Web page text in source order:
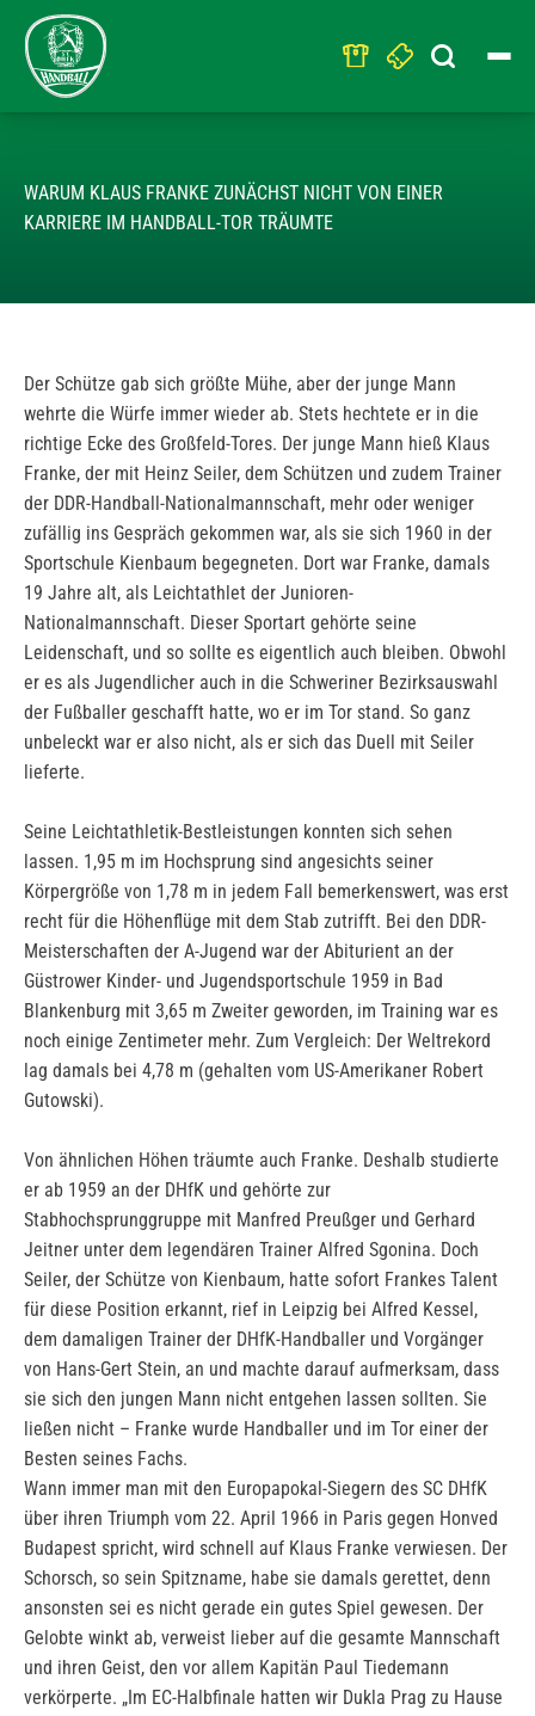
Search
for:
DAS DUELL
WARUM KLAUS FRANKE ZUNÄCHST NICHT VON EINER
KARRIERE IM HANDBALL-TOR TRÄUMTE
Der Schütze gab sich größte Mühe, aber der junge Mann
wehrte die Würfe immer wieder ab. Stets hechtete er in die
richtige Ecke des Großfeld-Tores. Der junge Mann hieß Klaus
Franke, der mit Heinz Seiler, dem Schützen und zudem Trainer
der DDR-Handball-Nationalmannschaft, mehr oder weniger
zufällig ins Gespräch gekommen war, als sie sich 1960 in der
Sportschule Kienbaum begegneten. Dort war Franke, damals
19 Jahre alt, als Leichtathlet der Junioren-
Nationalmannschaft. Dieser Sportart gehörte seine
Leidenschaft, und so sollte es eigentlich auch bleiben. Obwohl
er es als Jugendlicher auch in die Schweriner Bezirksauswahl
der Fußballer geschafft hatte, wo er im Tor stand. So ganz
unbeleckt war er also nicht, als er sich das Duell mit Seiler
lieferte.
Seine Leichtathletik-Bestleistungen konnten sich sehen
lassen. 1,95 m im Hochsprung sind angesichts seiner
Körpergröße von 1,78 m in jedem Fall bemerkenswert, was erst
recht für die Höhenflüge mit dem Stab zutrifft. Bei den DDR-
Meisterschaften der A-Jugend war der Abiturient an der
Güstrower Kinder- und Jugendsportschule 1959 in Bad
Blankenburg mit 3,65 m Zweiter geworden, im Training war es
noch einige Zentimeter mehr. Zum Vergleich: Der Weltrekord
lag damals bei 4,78 m (gehalten vom US-Amerikaner Robert
Gutowski).
Von ähnlichen Höhen träumte auch Franke. Deshalb studierte
er ab 1959 an der DHfK und gehörte zur
Stabhochsprunggruppe mit Manfred Preußger und Gerhard
Jeitner unter dem legendären Trainer Alfred Sgonina. Doch
Seiler, der Schütze von Kienbaum, hatte sofort Frankes Talent
für diese Position erkannt, rief in Leipzig bei Alfred Kessel,
dem damaligen Trainer der DHfK-Handballer und Vorgänger
von Hans-Gert Stein, an und machte darauf aufmerksam, dass
sie sich den jungen Mann nicht entgehen lassen sollten. Sie
ließen nicht – Franke wurde Handballer und im Tor einer der
Besten seines Fachs.
Wann immer man mit den Europapokal-Siegern des SC DHfK
über ihren Triumph vom 22. April 1966 in Paris gegen Honved
Budapest spricht, wird schnell auf Klaus Franke verwiesen. Der
Schorsch, so sein Spitzname, habe sie damals gerettet, denn
ansonsten sei es nicht gerade ein gutes Spiel gewesen. Der
Gelobte winkt ab, verweist lieber auf die gesamte Mannschaft
und ihren Geist, den vor allem Kapitän Paul Tiedemann
verkörperte. „Im EC-Halbfinale hatten wir Dukla Prag zu Hause